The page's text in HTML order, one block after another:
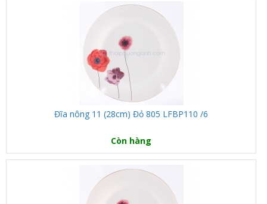
Đĩa nông 11 (28cm) Đỏ 805 LFBP110 /6
Còn hàng